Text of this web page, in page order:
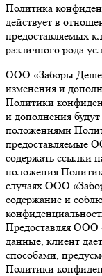
Политика
действует в
предоставляемых
различного рода
ООО «Заборы
изменения и
Политики
и дополнения
положениями
предоставляемые
содержать ссылки
положения
случаях ООО
содержание и
Предоставляя ООО
данные, клиент
способами,
Политики